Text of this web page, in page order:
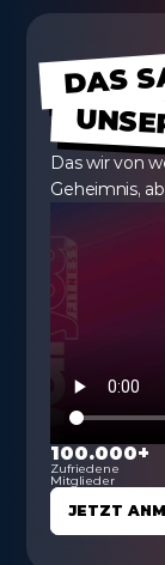
DAS
Das wir von
Geheimnis,
100.000+
Zufriedene
Mitglieder
JETZT